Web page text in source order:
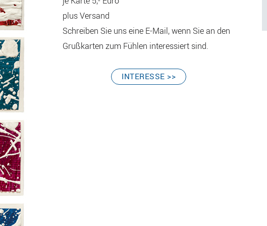
plus Versand
Schreiben Sie uns eine E-Mail, wenn Sie an den
Grußkarten zum Fühlen interessiert sind.
INTERESSE >>ÖFFNET